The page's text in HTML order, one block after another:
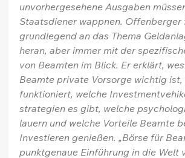
unvorhergesehene Ausgaben
Staatsdiener wappnen. Offenberger
grundlegend an das Thema
heran, aber immer mit der
von Beamten im Blick. Er erklärt,
Beamte private Vorsorge wichtig ist,
funktioniert, welche
strategien es gibt, welche
lauern und welche Vorteile Beamte
Investieren genießen. „Börse für
punktgenaue Einführung in die Welt